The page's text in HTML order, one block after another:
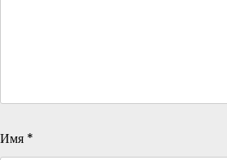
Имя *